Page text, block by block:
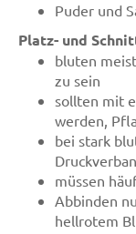
Puder und
Platz- und
bluten
zu sein
sollten mit
werden,
bei stark
müssen
Abbinden
hellrotem